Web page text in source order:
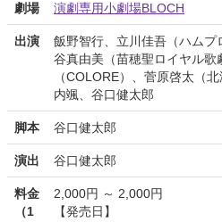
劇場 演劇専用小劇場BLOCH
出演
飯野智行、立川佳吾（ハム
谷真由美（苗穂聖ロイヤル
（COLORE）、菅原啓太（
内颯、谷口健太郎
脚本 谷口健太郎
演出 谷口健太郎
料金
（1
2,000円 ～ 2,000円
【発売日】